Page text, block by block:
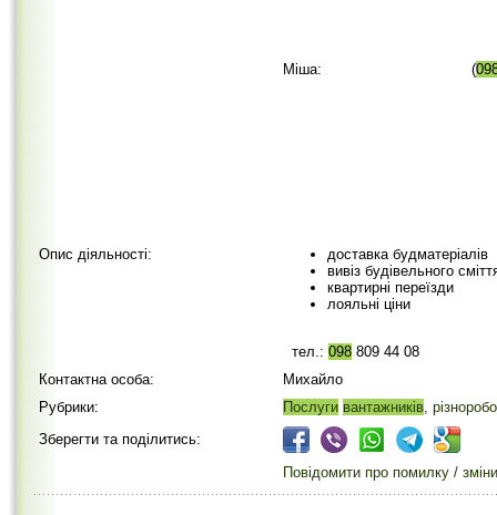
Міша: (
Опис діяльності:
доставка будматеріалів
вивіз будівельного
квартирні переїзди
лояльні ціни
тел.: 098 809 44 08
Контактна особа:
Михайло
Рубрики:
Послуги вантажників,
Зберегти та поділитись:
Повідомити про помилку / зміни